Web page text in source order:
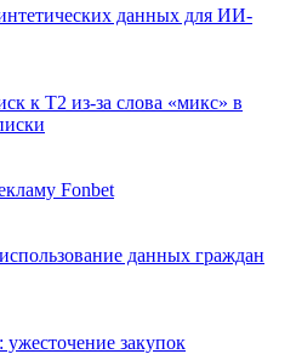
данных для ИИ-
к Т2 из-за слова «микс» в
Fonbet
данных граждан
ужесточение закупок